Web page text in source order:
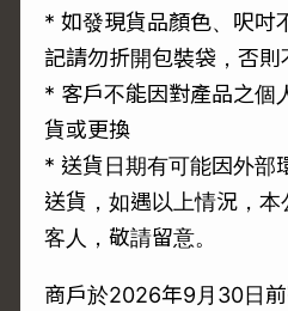
* 如發現貨品顏色、呎吋
記請勿折開包裝袋，否則
* 客戶不能因對產品之個
貨或更換
* 送貨日期有可能因外部
送貨，如遇以上情況，
客人，敬請留意。
商戶於2026年9月30日